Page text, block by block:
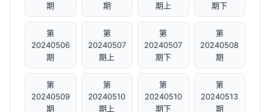
期
期
期上
期下
第
20240506
期
第
20240507
期上
第
20240507
期下
第
20240508
期
第
20240509
期
第
20240510
期上
第
20240510
期下
第
20240513
期